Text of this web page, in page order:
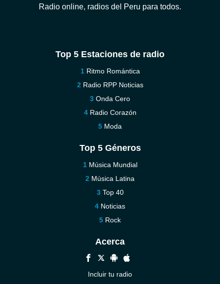
Radio online, radios del Peru para todos.
Top 5 Estaciones de radio
Ritmo Romántica
Radio RPP Noticias
Onda Cero
Radio Corazón
Moda
Top 5 Géneros
Música Mundial
Música Latina
Top 40
Noticias
Rock
Acerca
Incluir tu radio